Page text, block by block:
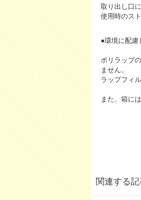
取り出し口
使用時のス
●環境に配慮
ポリラップ
ません。
ラップフィ
また、箱に
関連する